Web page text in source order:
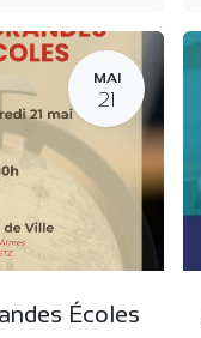
MAI
21
Écoles